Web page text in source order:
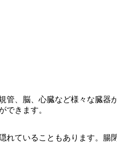
管、脳、心臓など様々な臓
できます。
れていることもあります。